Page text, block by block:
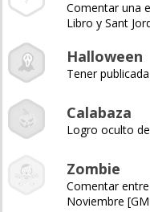
Comentar una
Libro y Sant
Halloween
Tener
Calabaza
Logro oculto
Zombie
Comentar
Noviembre